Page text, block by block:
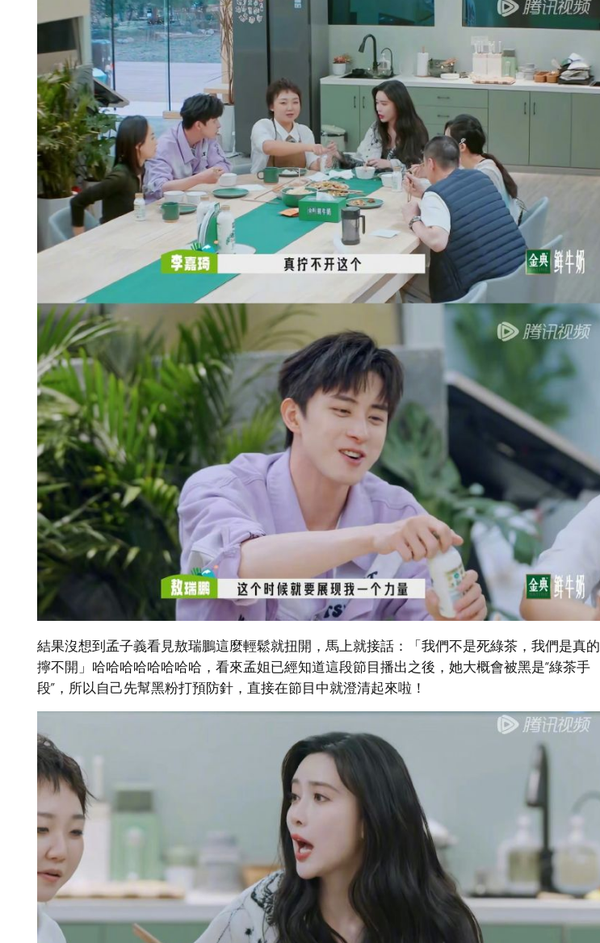
結果沒想到孟子義看見敖瑞鵬這麼輕鬆就扭開，馬上就接話：「我們不是死綠茶，我們是真的
擰不開」哈哈哈哈哈哈哈哈，看來孟姐已經知道這段節目播出之後，她大概會被黑是“綠茶手
段”，所以自己先幫黑粉打預防針，直接在節目中就澄清起來啦！